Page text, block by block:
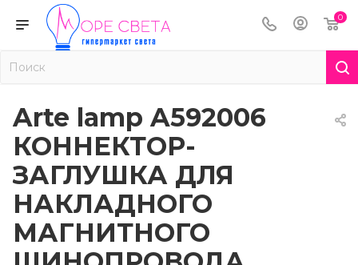
0
Arte lamp A592006
КОННЕКТОР-
ЗАГЛУШКА ДЛЯ
НАКЛАДНОГО
МАГНИТНОГО